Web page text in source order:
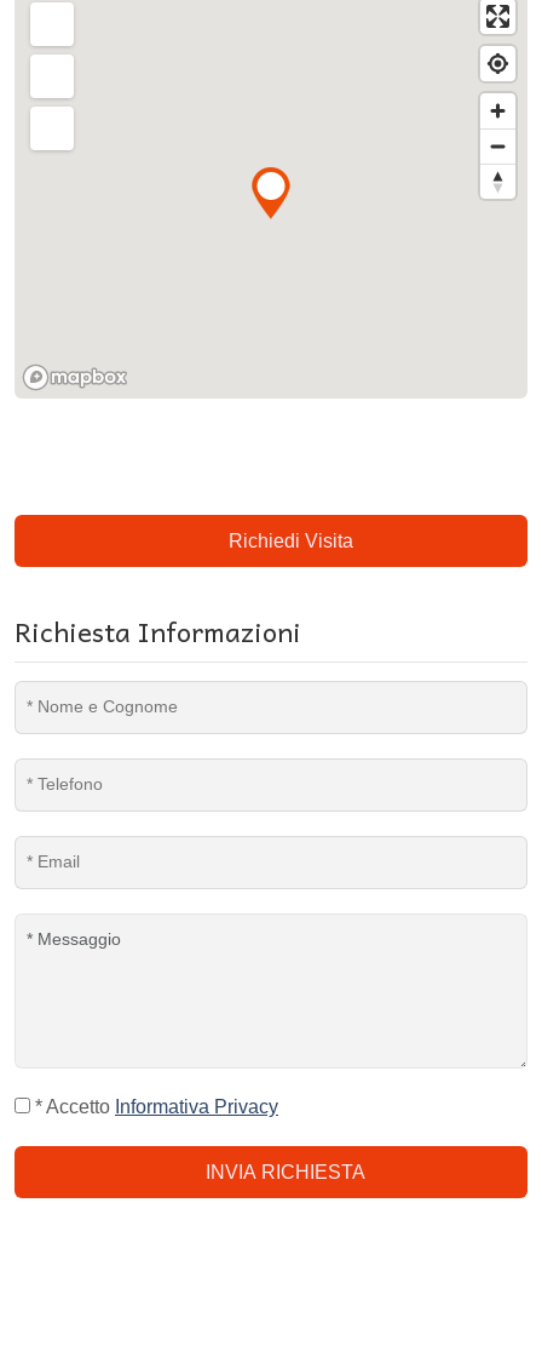
Richiedi Visita
Richiesta Informazioni
* Accetto Informativa Privacy
INVIA RICHIESTA